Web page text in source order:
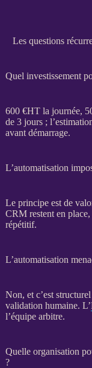
Les questions
Quel investissement
600 €HTla journée,
de 3 jours ;
avant démarrage.
L’automatisation
Le principe est de
CRMrestent en place,
répétitif.
L’automatisation
Non, et c’est
validation humaine. L’
l’équipe arbitre.
Quelle organisation
?